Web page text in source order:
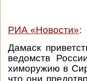
РИА «Новости»:
Дамаск
ведомств
химоружию в
что они